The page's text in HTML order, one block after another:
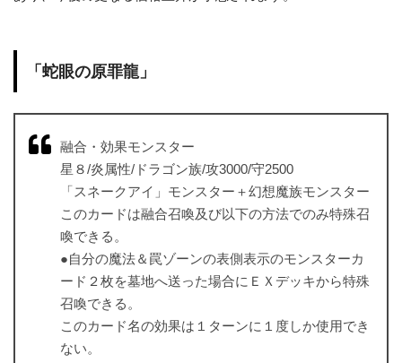
「蛇眼の原罪龍」
融合・効果モンスター
星８/炎属性/ドラゴン族/攻3000/守2500
「スネークアイ」モンスター＋幻想魔族モンスター
このカードは融合召喚及び以下の方法でのみ特殊召
喚できる。
●自分の魔法＆罠ゾーンの表側表示のモンスターカ
ード２枚を墓地へ送った場合にＥＸデッキから特殊
召喚できる。
このカード名の効果は１ターンに１度しか使用でき
ない。